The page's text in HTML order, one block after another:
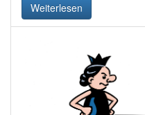
Weiterlesen